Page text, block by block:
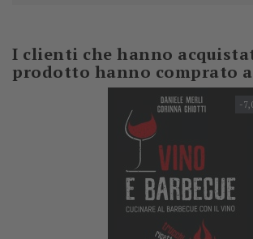
I clienti che hanno
prodotto hanno comprato
-